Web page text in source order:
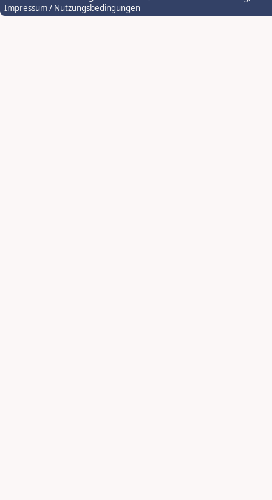
Impressum / Nutzungsbedingungen